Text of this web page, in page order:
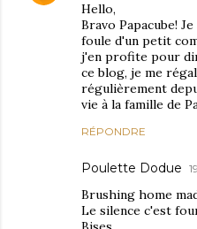
Hello,
Bravo Papacube!
foule d'un petit
j'en profite pour
ce blog, je me
régulièrement
vie à la famille de
RÉPONDRE
Poulette Dodue
Brushing home
Le silence c'est